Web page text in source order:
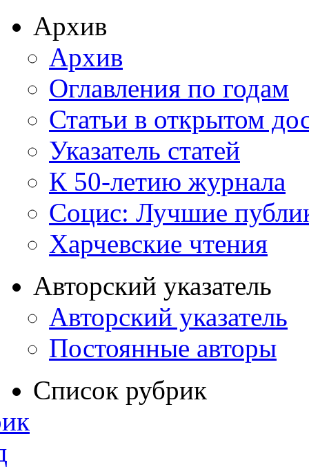
Архив
Архив
Оглавления по годам
Статьи в открытом
Указатель статей
К 50-летию журнала
Социс: Лучшие
Харчевские чтения
Авторский указатель
Авторский указатель
Постоянные авторы
Список рубрик